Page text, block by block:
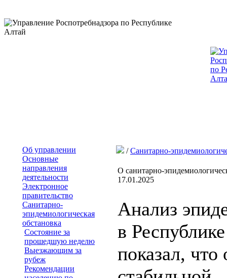
Об управлении
Основные
направления
деятельности
Электронное
правительство
Санитарно-
эпидемиологическая
обстановка
Состояние за
прошедшую неделю
Выезжающим за
рубеж
Рекомендации
/Санитарно-
О санитарно-
17.01.2025
Анализ
в
показал, что